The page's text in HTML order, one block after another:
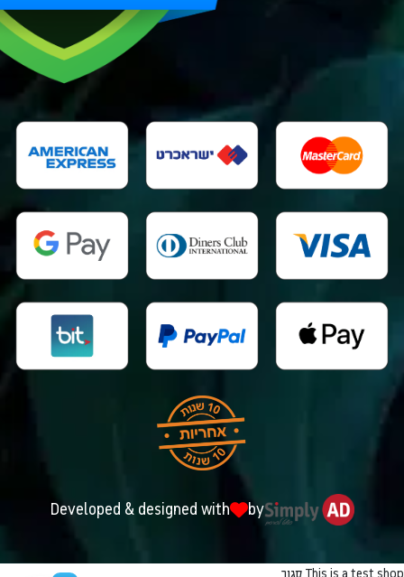
Developed & designed with by